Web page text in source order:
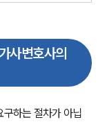
사변호사의
하는 절차가 아닙